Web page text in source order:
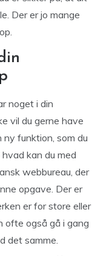
Der er jo mange
noget i din
vil du gerne have
ny funktion, som du
kan du med
webbureau, der
opgave. Der er
er for store eller
ofte også gå i gang
det samme.